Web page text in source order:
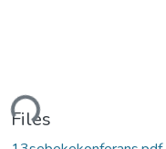
Files